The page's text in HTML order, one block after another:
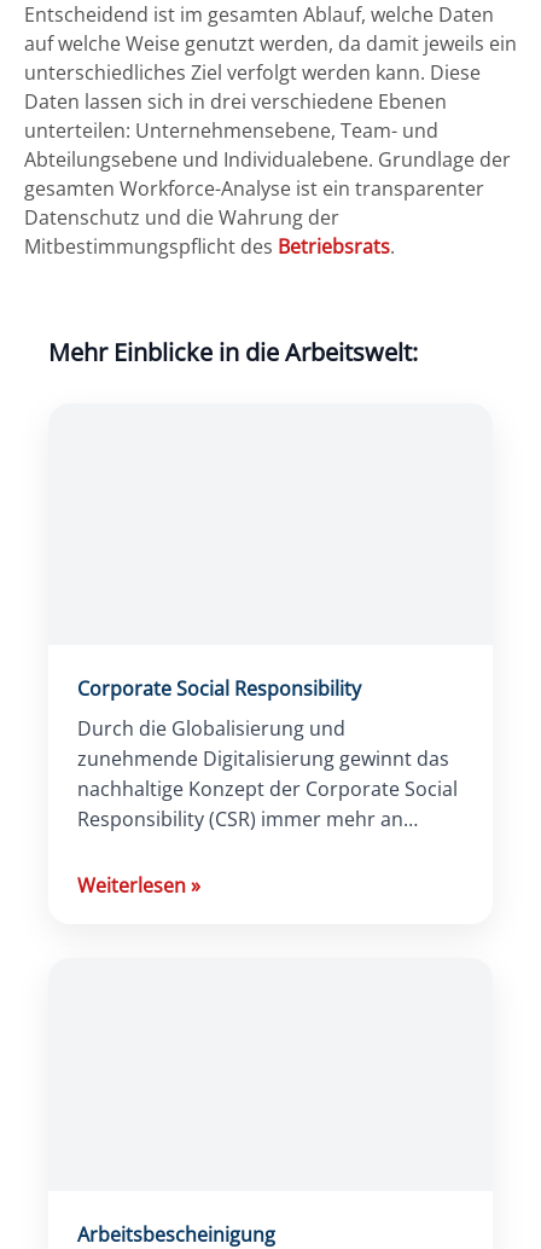
Entscheidend ist im gesamten Ablauf, welche Daten
auf welche Weise genutzt werden, da damit jeweils ein
unterschiedliches Ziel verfolgt werden kann. Diese
Daten lassen sich in drei verschiedene Ebenen
unterteilen: Unternehmensebene, Team- und
Abteilungsebene und Individualebene. Grundlage der
gesamten Workforce-Analyse ist ein transparenter
Datenschutz und die Wahrung der
Mitbestimmungspflicht des Betriebsrats.
Mehr Einblicke in die Arbeitswelt:
Corporate Social Responsibility
Durch die Globalisierung und
zunehmende Digitalisierung gewinnt das
nachhaltige Konzept der Corporate Social
Responsibility (CSR) immer mehr an
inzwischen mehr denn je mit den
Weiterlesen»
Arbeitsbescheinigung